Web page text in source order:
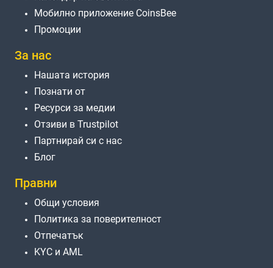
Мобилно приложение CoinsBee
Промоции
За нас
Нашата история
Познати от
Ресурси за медии
Отзиви в Trustpilot
Партнирай си с нас
Блог
Правни
Общи условия
Политика за поверителност
Отпечатък
KYC и AML